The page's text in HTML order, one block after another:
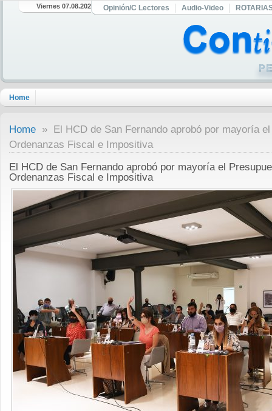
Viernes 07.08.2026 Opinión/C Lectores Audio-Video
Home
Home » El HCD de San Fernando aprobó por mayoría
Ordenanzas Fiscal e Impositiva
El HCD de San Fernando aprobó por mayoría el
Ordenanzas Fiscal e Impositiva